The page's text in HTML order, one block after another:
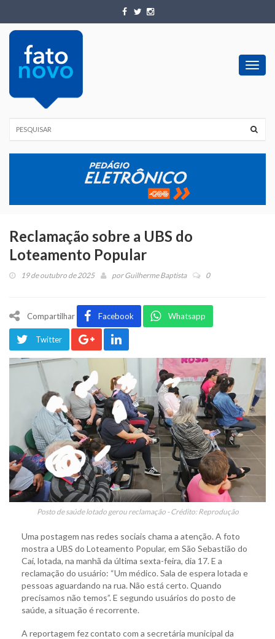
Reclamação sobre a UBS do
Loteamento Popular
19 de outubro de 2025 porGuilherme Baptista 0
Compartilhar Facebook Whatsapp
Twitter
Posto de saúde lotado gerou reclamação - Crédito: Reprodução
Uma postagem nas redes sociais chama a atenção. A foto
mostra a UBS do Loteamento Popular, em São Sebastião do
Caí, lotada, na manhã da última sexta-feira, dia 17. E a
reclamação do usuário: “Um médico. Sala de espera lotada e
pessoas aguardando na rua. Não está certo. Quando
precisamos não temos”. E segundo usuários do posto de
saúde, a situação é recorrente.
A reportagem fez contato com a secretária municipal da